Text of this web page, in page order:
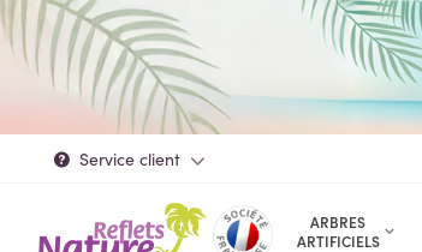
Service client
ARBRES
ARTIFICIELS